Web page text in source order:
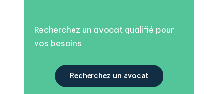
Recherchez un avocat qualifié pour
vos besoins
Recherchez un avocat